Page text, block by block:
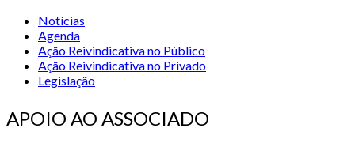
Notícias
Agenda
Ação Reivindicativa no Público
Ação Reivindicativa no Privado
Legislação
APOIO AO ASSOCIADO